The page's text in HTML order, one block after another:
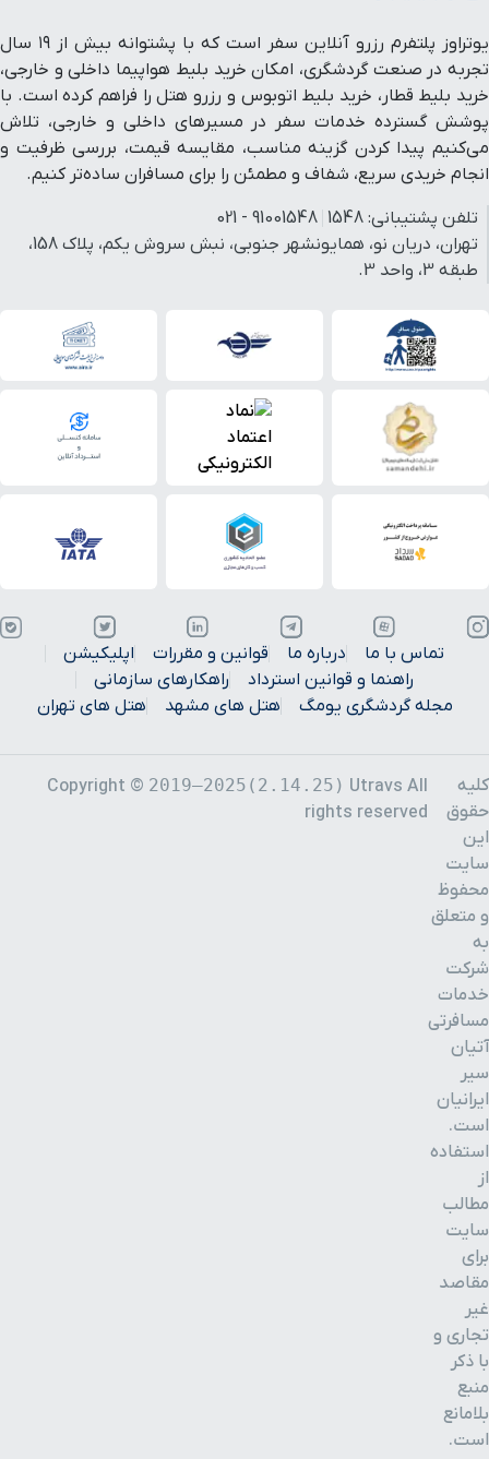
یوتراوز پلتفرم رزرو آنلاین سفر است که با پشتوانه بیش از ۱۹ سال
تجربه در صنعت گردشگری، امکان خرید بلیط هواپیما داخلی و خارجی،
خرید بلیط قطار، خرید بلیط اتوبوس و رزرو هتل را فراهم کرده است. با
پوشش گسترده خدمات سفر در مسیرهای داخلی و خارجی، تلاش
می‌کنیم پیدا کردن گزینه مناسب، مقایسه قیمت، بررسی ظرفیت و
انجام خریدی سریع، شفاف و مطمئن را برای مسافران ساده‌تر کنیم.
تلفن پشتیبانی: 1548
91001548 - 021
تهران، دریان نو، همایونشهر جنوبی، نبش سروش یکم، پلاک 158،
طبقه 3، واحد 3.
تماس با ما درباره ما قوانین و مقررات
اپلیکیشن
راهنما و قوانین استرداد
راهکارهای سازمانی
مجله گردشگری یومگ
هتل های مشهد هتل های تهران
کلیه
حقوق
این
سایت
محفوظ
و متعلق
به
شرکت
خدمات
مسافرتی
آتیان
سیر
ایرانیان
است.
استفاده
از
مطالب
سایت
برای
مقاصد
غیر
تجاری و
با ذکر
منبع
بلامانع
است.
Copyright © 2019–2025(2.14.25) Utravs All
rights reserved